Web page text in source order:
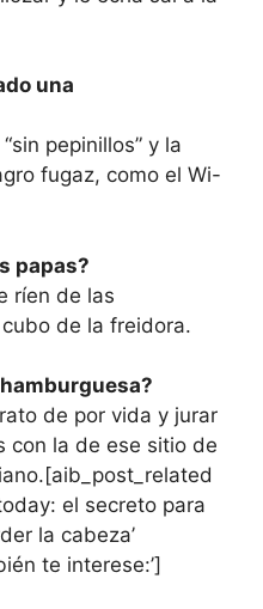
una
pepinillos” y la
fugaz, como el Wi-
papas?
ríen de las
de la freidora.
de por vida y jurar
con la de ese sitio de
el secreto para
la cabeza’
te interese:’]